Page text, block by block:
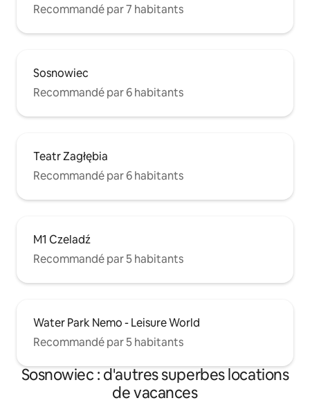
Recommandé par 7 habitants
Sosnowiec
Recommandé par 6 habitants
Teatr Zagłębia
Recommandé par 6 habitants
M1 Czeladź
Recommandé par 5 habitants
Water Park Nemo - Leisure World
Recommandé par 5 habitants
Sosnowiec : d'autres superbes locations
de vacances